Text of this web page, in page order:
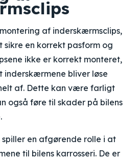
af inderskærmsclips,
en korrekt pasform og
ikke er korrekt monteret,
inderskærmene bliver løse
af. Dette kan være farligt
også føre til skader på bilens
spiller en afgørende rolle i at
til bilens karrosseri. De er